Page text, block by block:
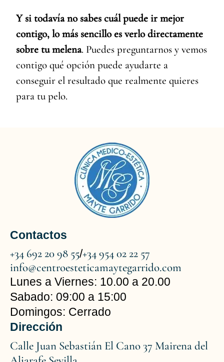
Y si todavía no sabes cuál puede ir mejor
contigo, lo más sencillo es verlo directamente
sobre tu melena. Puedes preguntarnos y vemos
contigo qué opción puede ayudarte a
conseguir el resultado que realmente quieres
para tu pelo.
Contactos
+34 692 20 98 55/+34 954 02 22 57
info@centroesteticamaytegarrido.com
Lunes a Viernes: 10.00 a 20.00
Sabado: 09:00 a 15:00
Domingos: Cerrado
Dirección
Calle Juan Sebastián El Cano 37 Mairena del